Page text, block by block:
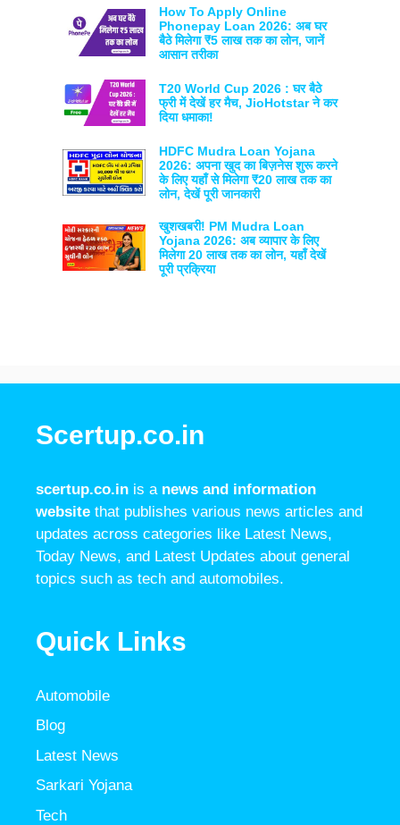
How To Apply Online
Phonepay Loan 2026: अब घर
बैठे मिलेगा ₹5 लाख तक का लोन, जानें
आसान तरीका
T20 World Cup 2026 : घर बैठे
फ्री में देखें हर मैच, JioHotstar ने कर
दिया धमाका!
HDFC Mudra Loan Yojana
2026: अपना खुद का बिज़नेस शुरू करने
के लिए यहाँ से मिलेगा ₹20 लाख तक का
लोन, देखें पूरी जानकारी
खुशखबरी! PM Mudra Loan
Yojana 2026: अब व्यापार के लिए
मिलेगा 20 लाख तक का लोन, यहाँ देखें
पूरी प्रक्रिया
Scertup.co.in
scertup.co.in is a news and information
website that publishes various news articles and
updates across categories like Latest News,
Today News, and Latest Updates about general
topics such as tech and automobiles.
Quick Links
Automobile
Blog
Latest News
Sarkari Yojana
Tech